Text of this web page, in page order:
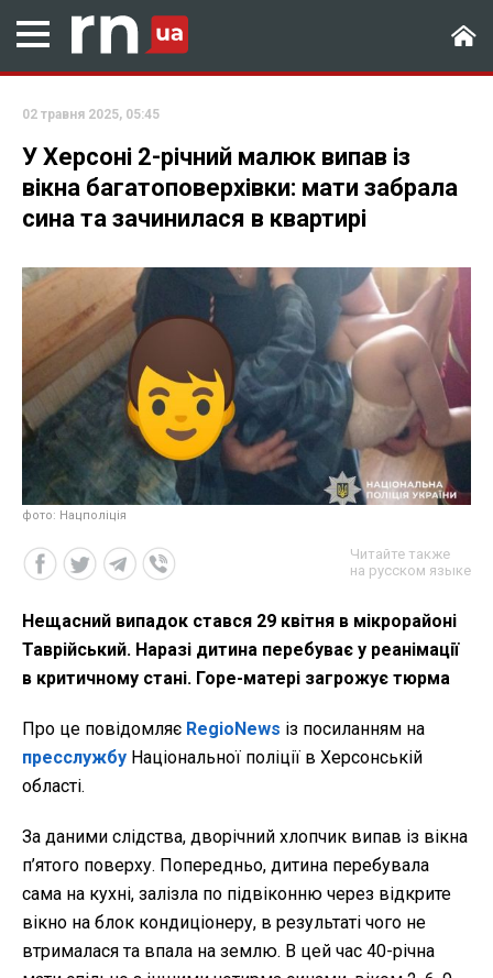
02 травня 2025, 05:45
У Херсоні 2-річний малюк випав із
вікна багатоповерхівки: мати забрала
сина та зачинилася в квартирі
фото: Нацполіція
Читайте также
на русском языке
Нещасний випадок стався 29 квітня в мікрорайоні
Таврійський. Наразі дитина перебуває у реанімації
в критичному стані. Горе-матері загрожує тюрма
Про це повідомляє RegioNews із посиланням на
пресслужбу Національної поліції в Херсонській
області.
За даними слідства, дворічний хлопчик випав із вікна
п’ятого поверху. Попередньо, дитина перебувала
сама на кухні, залізла по підвіконню через відкрите
вікно на блок кондиціонеру, в результаті чого не
втрималася та впала на землю. В цей час 40-річна